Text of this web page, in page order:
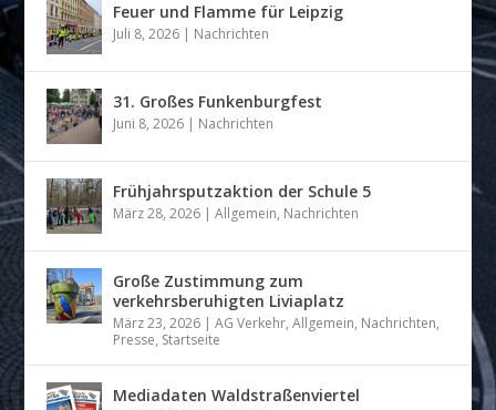
Feuer und Flamme für Leipzig
Juli 8, 2026 | Nachrichten
31. Großes Funkenburgfest
Juni 8, 2026 | Nachrichten
Frühjahrsputzaktion der Schule 5
März 28, 2026 |Allgemein, Nachrichten
Große Zustimmung zum
verkehrsberuhigten Liviaplatz
März 23, 2026 |AG Verkehr,Allgemein, Nachrichten,
Presse, Startseite
Mediadaten Waldstraßenviertel